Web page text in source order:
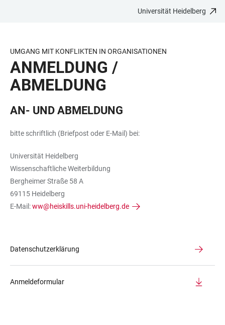
BARRIEREFREIHEIT
Universität Heidelberg
UMGANG MIT KONFLIKTEN IN ORGANISATIONEN
ANMELDUNG /
ABMELDUNG
AN- UND ABMELDUNG
bitte schriftlich (Briefpost oder E-Mail) bei:
Universität Heidelberg
Wissenschaftliche Weiterbildung
Bergheimer Straße 58 A
69115 Heidelberg
E-Mail:ww@heiskills.uni-heidelberg.de
Datenschutzerklärung
Anmeldeformular